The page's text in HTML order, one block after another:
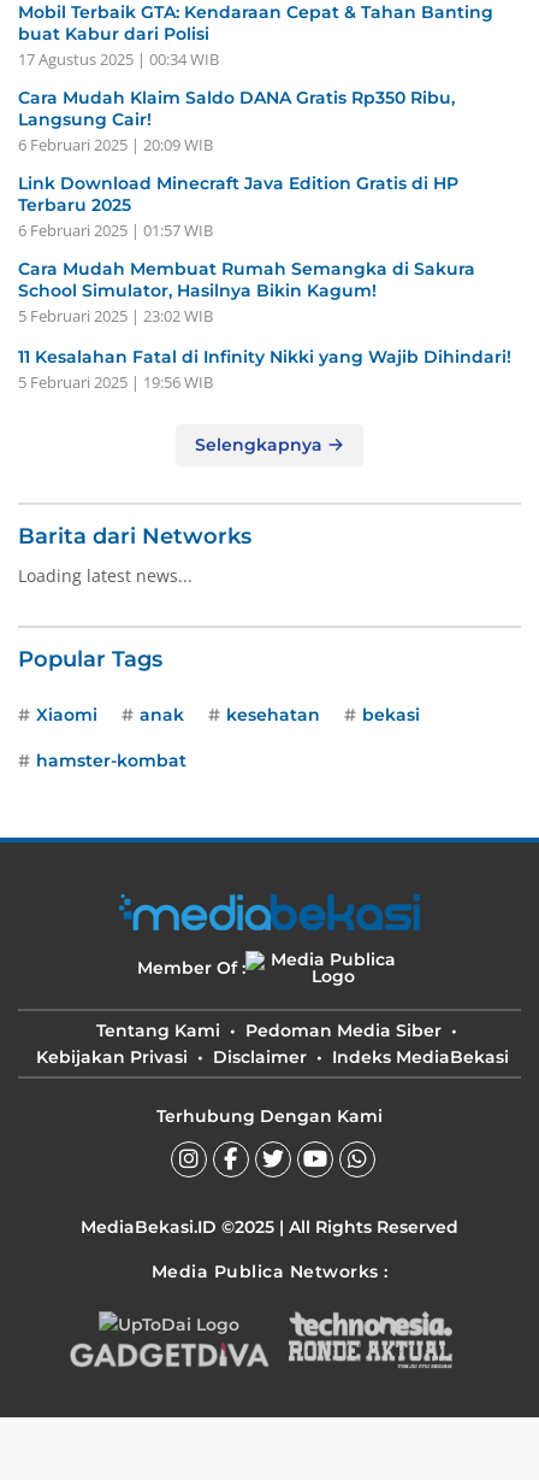
Mobil Terbaik GTA: Kendaraan Cepat & Tahan Banting
buat Kabur dari Polisi
17 Agustus 2025 | 00:34 WIB
Cara Mudah Klaim Saldo DANA Gratis Rp350 Ribu,
Langsung Cair!
6 Februari 2025 | 20:09 WIB
Link Download Minecraft Java Edition Gratis di HP
Terbaru 2025
6 Februari 2025 | 01:57 WIB
Cara Mudah Membuat Rumah Semangka di Sakura
School Simulator, Hasilnya Bikin Kagum!
5 Februari 2025 | 23:02 WIB
11 Kesalahan Fatal di Infinity Nikki yang Wajib Dihindari!
5 Februari 2025 | 19:56 WIB
Selengkapnya
Barita dari Networks
Loading latest news...
Popular Tags
Xiaomi anak kesehatan bekasi
hamster-kombat
Member Of :
Tentang Kami
Pedoman Media Siber
Kebijakan Privasi
Disclaimer Indeks MediaBekasi
Terhubung Dengan Kami
MediaBekasi.ID ©2025 | All Rights Reserved
Media Publica Networks :